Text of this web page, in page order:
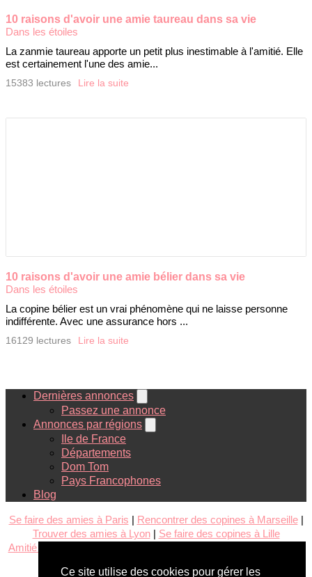
Ce site utilise des cookies pour gérer les
10 raisons d'avoir une amie taureau dans sa vie
Dans les étoiles
La zanmie taureau apporte un petit plus inestimable à l'amitié. Elle
est certainement l'une des amie...
15383 lectures Lire la suite
10 raisons d'avoir une amie bélier dans sa vie
Dans les étoiles
La copine bélier est un vrai phénomène qui ne laisse personne
indifférente. Avec une assurance hors ...
16129 lectures Lire la suite
Dernières annonces
Passez une annonce
Annonces par régions
Ile de France
Départements
Dom Tom
Pays Francophones
Blog
Se faire des amies à Paris | Rencontrer des copines à Marseille|
Trouver des amies à Lyon| Se faire des copines à Lille
Amitié filles Dom-Tom